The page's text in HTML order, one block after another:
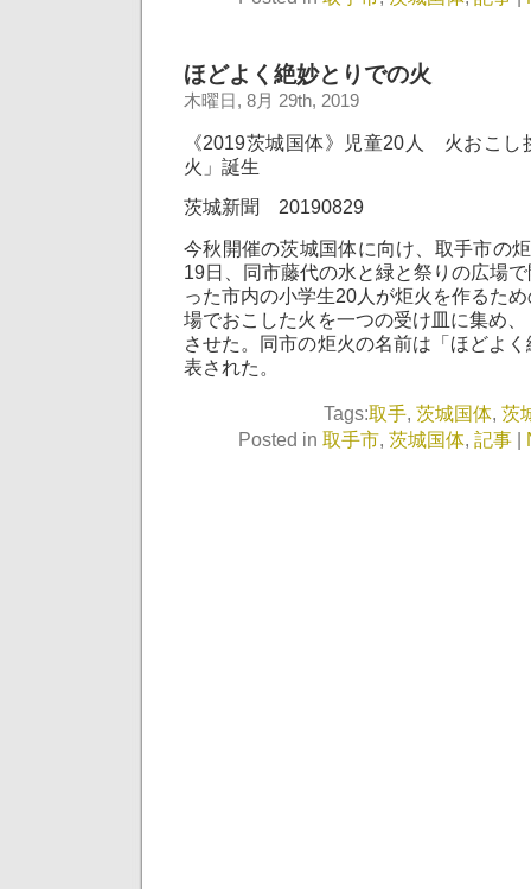
ほどよく絶妙とりでの火
木曜日, 8月 29th, 2019
《2019茨城国体》児童20人 火おこ
火」誕生
茨城新聞 20190829
今秋開催の茨城国体に向け、取手市の
19日、同市藤代の水と緑と祭りの広場
った市内の小学生20人が炬火を作るた
場でおこした火を一つの受け皿に集め
させた。同市の炬火の名前は「ほどよ
表された。
Tags:取手, 茨城国体, 茨
Posted in 取手市, 茨城国体, 記事 |